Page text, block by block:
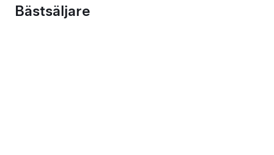
Bästsäljare